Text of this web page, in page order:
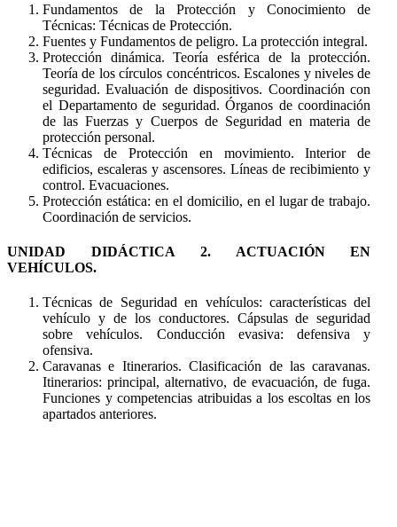
Fundamentos de la Protección y Conocimiento de
Técnicas: Técnicas de Protección.
Fuentes y Fundamentos de peligro. La protección integral.
Protección dinámica. Teoría esférica de la protección.
Teoría de los círculos concéntricos. Escalones y niveles de
seguridad. Evaluación de dispositivos. Coordinación con
el Departamento de seguridad. Órganos de coordinación
de las Fuerzas y Cuerpos de Seguridad en materia de
protección personal.
Técnicas de Protección en movimiento. Interior de
edificios, escaleras y ascensores. Líneas de recibimiento y
control. Evacuaciones.
Protección estática: en el domicilio, en el lugar de trabajo.
Coordinación de servicios.
UNIDAD DIDÁCTICA 2. ACTUACIÓN EN
VEHÍCULOS.
Técnicas de Seguridad en vehículos: características del
vehículo y de los conductores. Cápsulas de seguridad
sobre vehículos. Conducción evasiva: defensiva y
ofensiva.
Caravanas e Itinerarios. Clasificación de las caravanas.
Itinerarios: principal, alternativo, de evacuación, de fuga.
Funciones y competencias atribuidas a los escoltas en los
apartados anteriores.